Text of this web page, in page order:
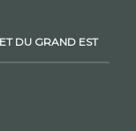
DU GRAND EST